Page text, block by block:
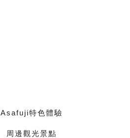
Asafuji特色體驗
周邊觀光景點